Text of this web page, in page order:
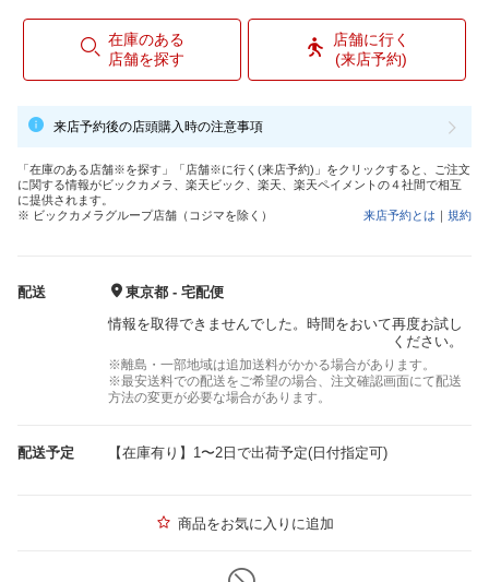
在庫のある
店舗を探す
店舗に行く
(来店予約)
来店予約後の店頭購入時の注意事項
「在庫のある店舗※を探す」「店舗※に行く(来店予約)」をクリックすると、ご注文
に関する情報がビックカメラ、楽天ビック、楽天、楽天ペイメントの４社間で相互
に提供されます。
※ ビックカメラグループ店舗（コジマを除く）
来店予約とは ｜ 規約
配送
東京都 - 宅配便
情報を取得できませんでした。時間をおいて再度お試し
ください。
※離島・一部地域は追加送料がかかる場合があります。
※最安送料での配送をご希望の場合、注文確認画面にて配送
方法の変更が必要な場合があります。
配送予定 【在庫有り】1〜2日で出荷予定(日付指定可)
商品をお気に入りに追加